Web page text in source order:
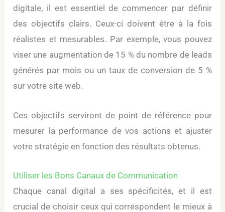
digitale, il est essentiel de commencer par définir
des objectifs clairs. Ceux-ci doivent être à la fois
réalistes et mesurables. Par exemple, vous pouvez
viser une augmentation de 15 % du nombre de leads
générés par mois ou un taux de conversion de 5 %
sur votre site web.
Ces objectifs serviront de point de référence pour
mesurer la performance de vos actions et ajuster
votre stratégie en fonction des résultats obtenus.
Utiliser les Bons Canaux de Communication
Chaque canal digital a ses spécificités, et il est
crucial de choisir ceux qui correspondent le mieux à